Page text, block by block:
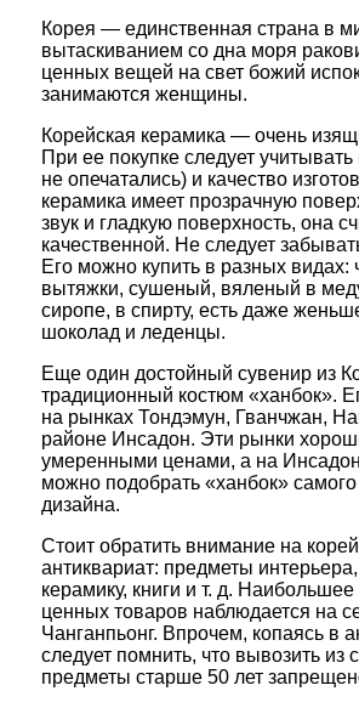
Корея — единственная страна в
вытаскиванием со дна моря
ценных вещей на свет божий
занимаются женщины.
Корейская керамика — очень
При ее покупке следует учитывать
не опечатались) и качество
керамика имеет прозрачную
звук и гладкую поверхность, она
качественной. Не следует
Его можно купить в разных видах:
вытяжки, сушеный, вяленый в
сиропе, в спирту, есть даже
шоколад и леденцы.
Еще один достойный сувенир из
традиционный костюм «ханбок».
на рынках Тондэмун, Гванчжан,
районе Инсадон. Эти рынки
умеренными ценами, а на
можно подобрать «ханбок»
дизайна.
Стоит обратить внимание на
антиквариат: предметы
керамику, книги и т. д.
ценных товаров наблюдается на
Чанганпьонг. Впрочем, копаясь в
следует помнить, что вывозить из
предметы старше 50 лет